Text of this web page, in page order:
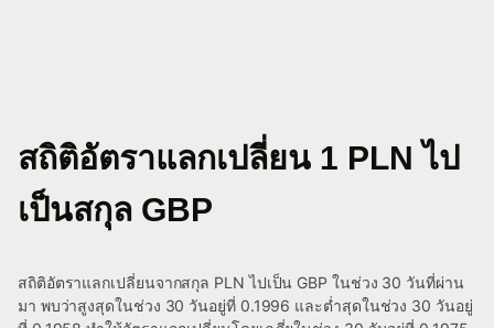
สถิติอัตราแลกเปลี่ยน 1 PLN ไป
เป็นสกุล GBP
สถิติอัตราแลกเปลี่ยนจากสกุล PLN ไปเป็น GBP ในช่วง 30 วันที่ผ่าน
มา พบว่าสูงสุดในช่วง 30 วันอยู่ที่ 0.1996 และต่ำสุดในช่วง 30 วันอยู่